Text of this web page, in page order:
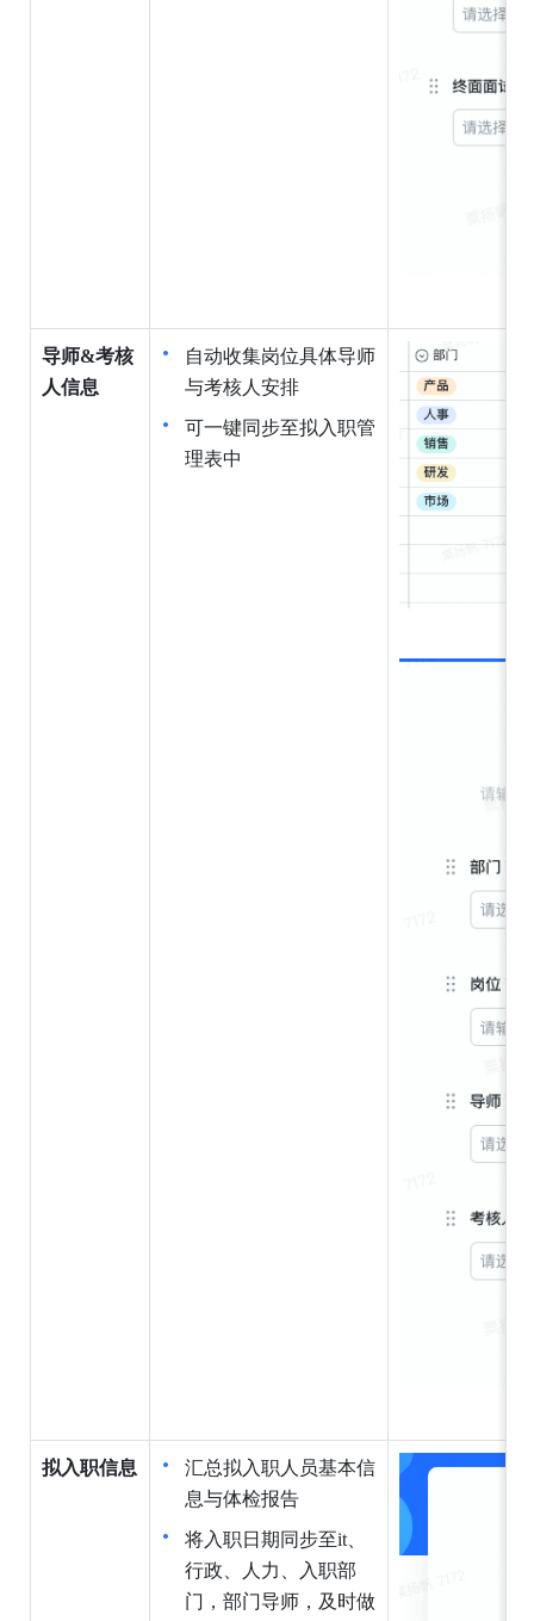
导师&考核
人信息
自动收集岗位具体导师
与考核人安排
可一键同步至拟入职管
理表中
拟入职信息
汇总拟入职人员基本信
息与体检报告
将入职日期同步至it、
行政、人力、入职部
门，部门导师，及时做